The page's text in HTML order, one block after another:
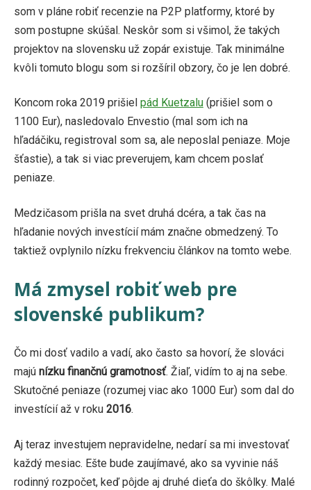
som v pláne robiť recenzie na P2P platformy, ktoré by
som postupne skúšal. Neskôr som si všimol, že takých
projektov na slovensku už zopár existuje. Tak minimálne
kvôli tomuto blogu som si rozšíril obzory, čo je len dobré.
Koncom roka 2019 prišiel pád Kuetzalu(prišiel som o
1100 Eur), nasledovalo Envestio (mal som ich na
hľadáčiku, registroval som sa, ale neposlal peniaze. Moje
šťastie), a tak si viac preverujem, kam chcem poslať
peniaze.
Medzičasom prišla na svet druhá dcéra, a tak čas na
hľadanie nových investícií mám značne obmedzený. To
taktiež ovplynilo nízku frekvenciu článkov na tomto webe.
Má zmysel robiť web pre
slovenské publikum?
Čo mi dosť vadilo a vadí, ako často sa hovorí, že slováci
majú nízku finančnú gramotnosť. Žiaľ, vidím to aj na sebe.
Skutočné peniaze (rozumej viac ako 1000 Eur) som dal do
investícií až v roku 2016.
Aj teraz investujem nepravidelne, nedarí sa mi investovať
každý mesiac. Ešte bude zaujímavé, ako sa vyvinie náš
rodinný rozpočet, keď pôjde aj druhé dieťa do škôlky. Malé